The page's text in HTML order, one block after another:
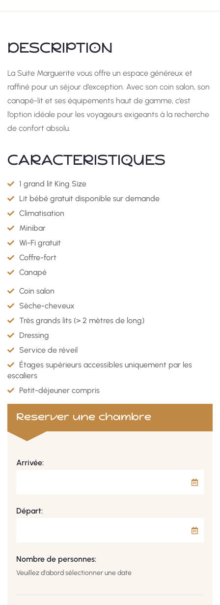
DESCRIPTION
La Suite Marguerite vous offre un espace généreux et
raffiné pour un séjour d’exception. Avec son coin salon, son
canapé-lit et ses équipements haut de gamme, c’est
l’option idéale pour les voyageurs exigeants à la recherche
de confort absolu.
CARACTÉRISTIQUES
1 grand lit King Size
Lit bébé gratuit disponible sur demande
Climatisation
Minibar
Wi-Fi gratuit
Coffre-fort
Canapé
Coin salon
Sèche-cheveux
Très grands lits (> 2 mètres de long)
Dressing
Service de réveil
Étages supérieurs accessibles uniquement par les
escaliers
Petit-déjeuner compris
Réserver une chambre
Arrivée:
Départ:
Nombre de personnes:
Veuillez d'abord sélectionner une date